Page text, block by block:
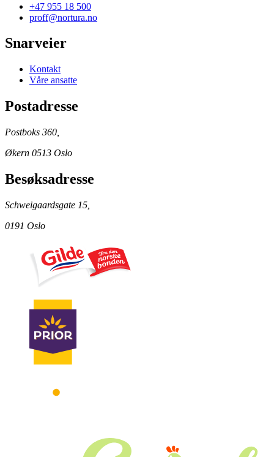
+47 955 18 500
proff@nortura.no
Snarveier
Kontakt
Våre ansatte
Postadresse
Postboks 360,
Økern 0513 Oslo
Besøksadresse
Schweigaardsgate 15,
0191 Oslo